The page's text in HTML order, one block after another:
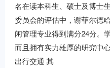
名在读本科生、硕士及博士
委员会的评估中，谢菲尔德
闲管理专业得到满分24分。
而且拥有实力雄厚的研究中
出行交通 其